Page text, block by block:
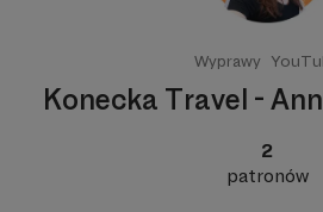
Wyprawy
Konecka Travel -
2
patronów